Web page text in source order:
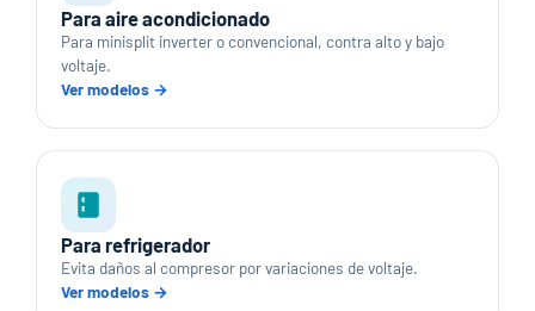
Para aire acondicionado
Para minisplit inverter o convencional, contra alto y bajo
voltaje.
Ver modelos →
Para refrigerador
Evita daños al compresor por variaciones de voltaje.
Ver modelos →